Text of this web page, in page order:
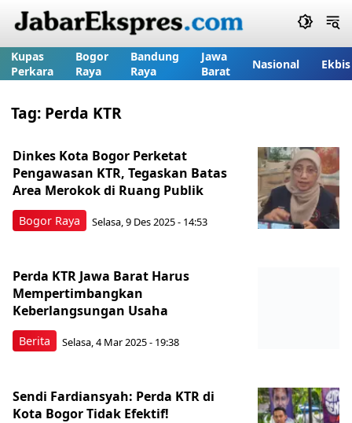
Kupas
Perkara
Bogor
Raya
Bandung
Raya
Jawa
Barat
Nasional Ekbis
Tag: Perda KTR
Bogor Raya
Dinkes Kota Bogor Perketat
Pengawasan KTR, Tegaskan Batas
Area Merokok di Ruang Publik
Selasa, 9 Des 2025 - 14:53
Berita
Perda KTR Jawa Barat Harus
Mempertimbangkan
Keberlangsungan Usaha
Selasa, 4 Mar 2025 - 19:38
Sendi Fardiansyah: Perda KTR di
Kota Bogor Tidak Efektif!